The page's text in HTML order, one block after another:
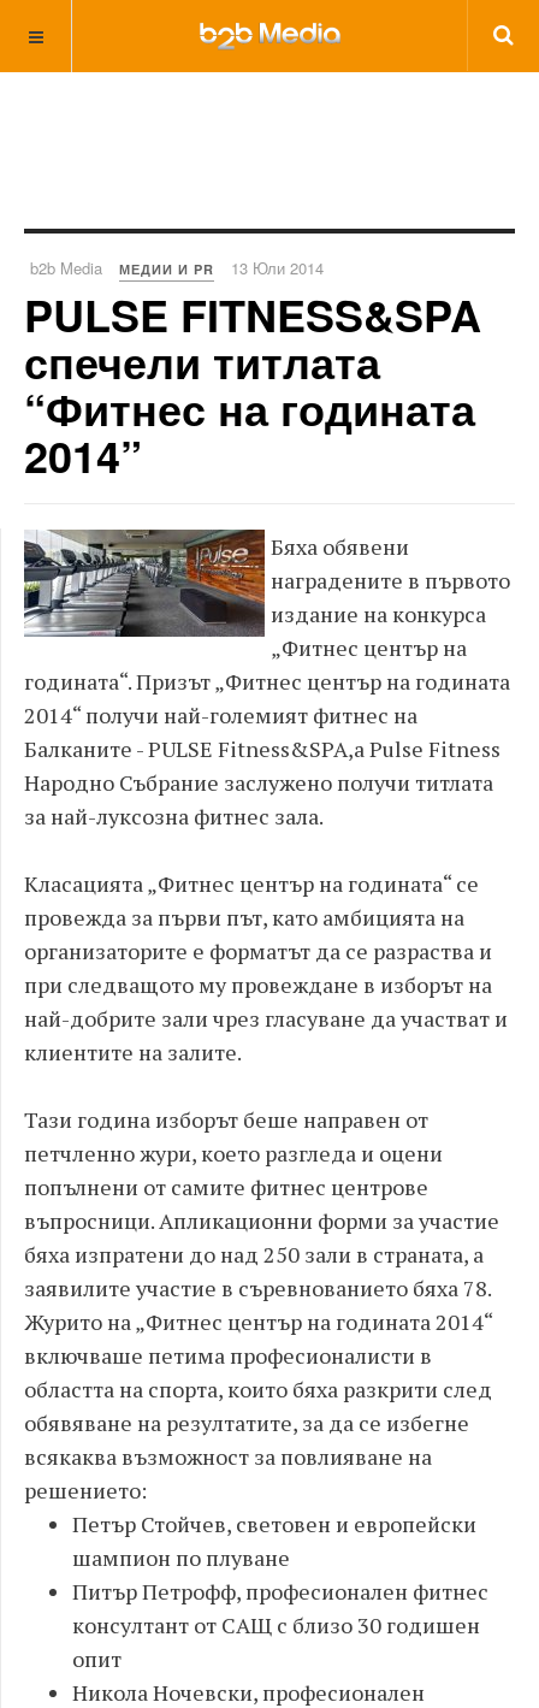
b2b Media МЕДИИ И PR 13 Юли 2014
PULSE FITNESS&SPA
спечели титлата
“Фитнес на годината
2014”
Бяха обявени
наградените в първото
издание на конкурса
„Фитнес център на
годината“. Призът „Фитнес център на годината
2014“ получи най-големият фитнес на
Балканите - PULSE Fitness&SPA,а Pulse Fitness
Народно Събрание заслужено получи титлата
за най-луксозна фитнес зала.
Класацията „Фитнес център на годината“ се
провежда за първи път, като амбицията на
организаторите е форматът да се разраства и
при следващото му провеждане в изборът на
най-добрите зали чрез гласуване да участват и
клиентите на залите.
Тази година изборът беше направен от
петчленно жури, което разгледа и оцени
попълнени от самите фитнес центрове
въпросници. Апликационни форми за участие
бяха изпратени до над 250 зали в страната, а
заявилите участие в съревнованието бяха 78.
Журито на „Фитнес център на годината 2014“
включваше петима професионалисти в
областта на спорта, които бяха разкрити след
обявяване на резултатите, за да се избегне
всякаква възможност за повлияване на
решението:
Петър Стойчев, световен и европейски
шампион по плуване
Питър Петрофф, професионален фитнес
консултант от САЩ с близо 30 годишен
опит
Никола Ночевски, професионален